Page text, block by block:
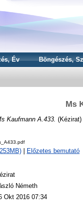
Év Böngészés,
Ms
Kaufmann A.433. (Kézirat)
Előzetes bemutató
Németh
Okt 2016 07:34